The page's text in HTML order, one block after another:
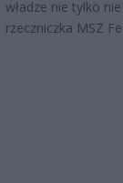
władze nie tylko
rzeczniczka MSZ